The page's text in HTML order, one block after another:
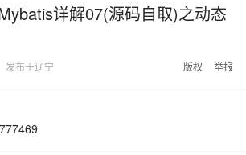
详解07(源码自取)之动态
发布于辽宁 版权 举报